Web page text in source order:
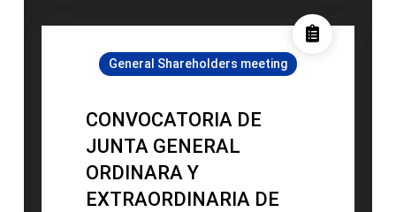
ORDINARA
EXTRAORDINARIA
ACCIONISTAS
“OPTIMUM
BERLIN
PROPERTY
General Shareholders meeting
CONVOCATORIA DE
JUNTA GENERAL
ORDINARA Y
EXTRAORDINARIA DE